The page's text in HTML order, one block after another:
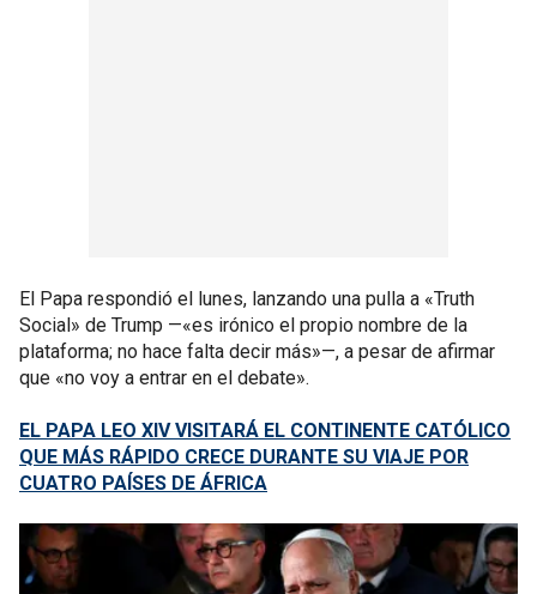
El Papa respondió el lunes, lanzando una pulla a «Truth
Social» de Trump —«es irónico el propio nombre de la
plataforma; no hace falta decir más»—, a pesar de afirmar
que «no voy a entrar en el debate».
EL PAPA LEO XIV VISITARÁ EL CONTINENTE CATÓLICO
QUE MÁS RÁPIDO CRECE DURANTE SU VIAJE POR
CUATRO PAÍSES DE ÁFRICA